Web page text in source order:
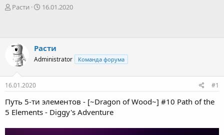
А
т
е
м
ы
Расти
Д
о
з
а
я
16.01.2020
Расти
Administrator Команда форума
16.01.2020 #1
Путь 5-ти элементов - [~Dragon of Wood~] #10 Path of the
5 Elements - Diggy's Adventure